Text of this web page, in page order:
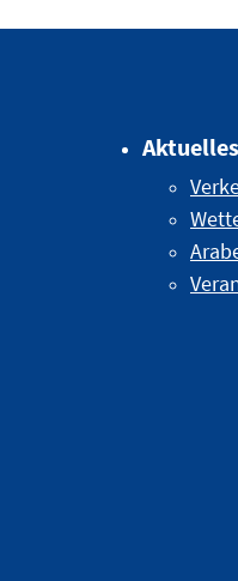
Aktuelles